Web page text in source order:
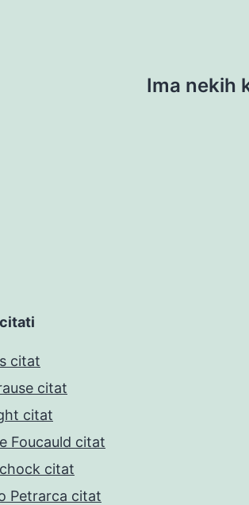
Ima nekih
citat
citat
citat
Foucauld citat
citat
Petrarca citat